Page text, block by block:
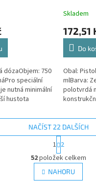
dózaObjem: 750
speciální
nutná minimální
hustota
desky,...
Skladem
172,51
Do
Obal:
mlBarva:
polotvrdá
kapalné
O
v
l
NAČÍST 22 DALŠÍCH
S
t
r
á
n
1 2
52položek celkem
NAHORU